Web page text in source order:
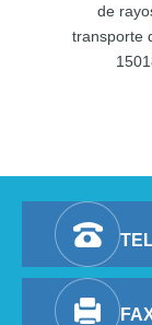
de
transporte